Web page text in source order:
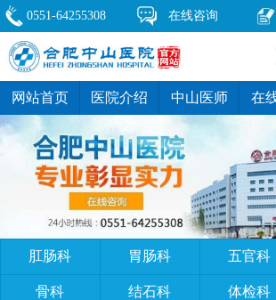
网站首页 医院介绍 中山医师 在
肛肠科 胃肠科 五官科
骨科 结石科 体检科
0551-64255308 在线咨询